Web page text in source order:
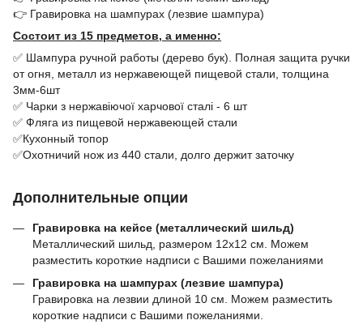
👉 Гравировка на шампурах (лезвие шампура)
Состоит из 15 предметов, а именно:
✅ Шампура ручной работы (дерево бук). Полная защита ручки
от огня, металл из нержавеющей пищевой стали, толщина
3мм-6шт
✅ Чарки з нержавіючої харчової сталі - 6 шт
✅ Фляга из пищевой нержавеющей стали
✅Кухонный топор
✅Охотничий нож из 440 стали, долго держит заточку
Дополнительные опции
Гравировка на кейсе (металлический шильд)
Металлический шильд, размером 12х12 см. Можем
разместить короткие надписи с Вашими пожеланиями
Гравировка на шампурах (лезвие шампура)
Гравировка на лезвии длиной 10 см. Можем разместить
короткие надписи с Вашими пожеланиями.